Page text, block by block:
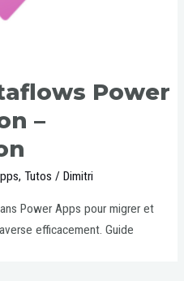
Power
–
,Tutos /Dimitri
Power Apps pour migrer et
efficacement. Guide